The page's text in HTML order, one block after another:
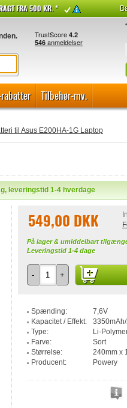
FRA 500 KR. *
Tilbehør-mv.
til Asus E200HA-1G Laptop
leveringstid 1-4 hverdage
549,00 DKK
På lager & umiddelbart
Leveringstid 1-4 dage
- +
Spænding:
7,6V
Kapacitet / Effekt:
Type:
Li-
Farve:
Sort
Størrelse:
240mm x
Producent:
Powery